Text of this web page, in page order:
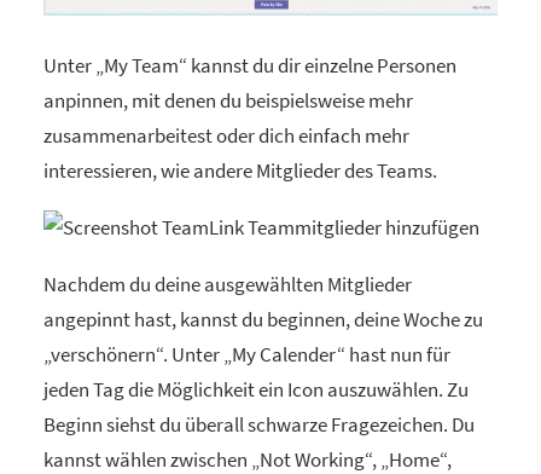
Unter „My Team“ kannst du dir einzelne Personen
anpinnen, mit denen du beispielsweise mehr
zusammenarbeitest oder dich einfach mehr
interessieren, wie andere Mitglieder des Teams.
Nachdem du deine ausgewählten Mitglieder
angepinnt hast, kannst du beginnen, deine Woche zu
„verschönern“. Unter „My Calender“ hast nun für
jeden Tag die Möglichkeit ein Icon auszuwählen. Zu
Beginn siehst du überall schwarze Fragezeichen. Du
kannst wählen zwischen „Not Working“, „Home“,